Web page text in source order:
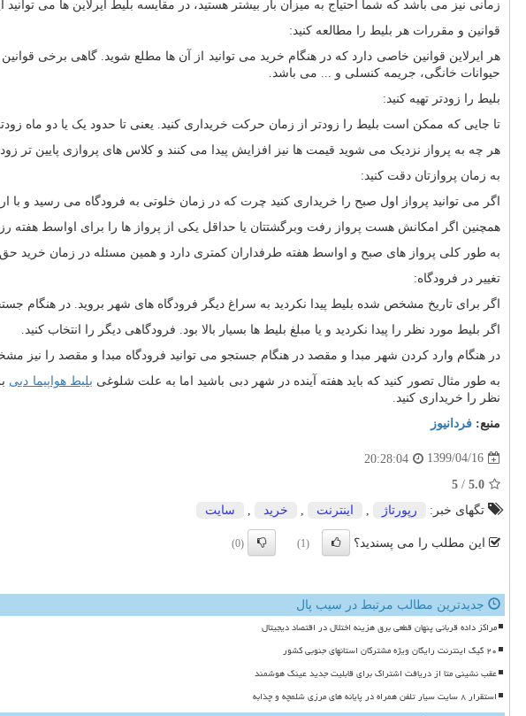
زمانی نیز می باشد که شما احتیاج به میزان بار بیشتر هستید، در مقایسه بلیط ایرلاین ها می توانید
قوانین و مقررات هر بلیط را مطالعه کنید:
هر ایرلاین قوانین خاصی دارد که در هنگام خرید می توانید از آن ها مطلع شوید. گاهی برخی
حیوانات خانگی، جریمه کنسلی و ... می باشد.
بلیط را زودتر تهیه کنید:
تا جایی که ممکن است بلیط را زودتر از زمان حرکت خریداری کنید. یعنی تا حدود یک یا دو ماه
هر چه به پرواز نزدیک می شوید قیمت ها نیز افزایش پیدا می کنند و کلاس های پروازی پایین تر
به زمان پروازتان دقت کنید:
اگر می توانید پرواز اول صبح را خریداری کنید چرت که در زمان خلوتی به فرودگاه می رسید و با
همچنین اگر امکانش هست پرواز رفت وبرگشتتان یا حداقل یکی از پرواز ها را برای اواسط هفته
به طور کلی پرواز های صبح و اواسط هفته طرفداران کمتری دارد و همین مسئله در زمان خرید
تغییر در فرودگاه:
اگر برای تاریخ مشخص شده بلیط پیدا نکردید به سراغ دیگر فرودگاه های شهر بروید. در هنگام
اگر بلیط مورد نظر را پیدا نکردید و یا مبلغ بلیط ها بسیار بالا بود. فرودگاهی دیگر را انتخاب کنید.
در هنگام وارد کردن شهر مبدا و مقصد در هنگام جستجو می توانید فرودگاه مبدا و مقصد را نیز
به طور مثال تصور کنید که باید هفته آینده در شهر دبی باشید اما به علت شلوغی بلیط هواپیما دبی
نظر را خریداری کنید.
منبع: فردانیوز
1399/04/16
20:28:04
5.0
/
5
تگهای خبر:
رپورتاژ , اینترنت , خرید , سایت
این مطلب را می پسندید؟ (1)
(0)
جدیدترین مطالب مرتبط در سیب پال
مراکز داده قربانی پنهان قطعی برق هزینه اختلال در اقتصاد دیجیتال
۲۰ گیگ اینترنت رایگان ویژه مشترکان استانهای جنوبی کشور
عقب نشینی متا از دریافت اشتراک برای قابلیت جدید عینک هوشمند
استقرار ۸ سایت سیار تلفن همراه در پایانه های مرزی شلمچه و چذابه